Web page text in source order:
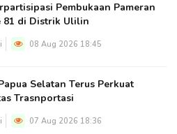
Pembukaan Pameran
81 di Distrik Ulilin
08 Aug 2026 18:45
Selatan Terus Perkuat
Trasnportasi
07 Aug 2026 18:36